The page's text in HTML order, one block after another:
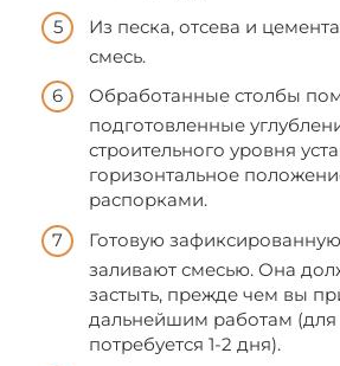
Из песка, отсева и
смесь.
Обработанные столбы
подготовленные
строительного уровня
горизонтальное
распорками.
Готовую
заливают смесью. Она
застыть, прежде чем вы
дальнейшим работам (для
потребуется 1-2 дня).